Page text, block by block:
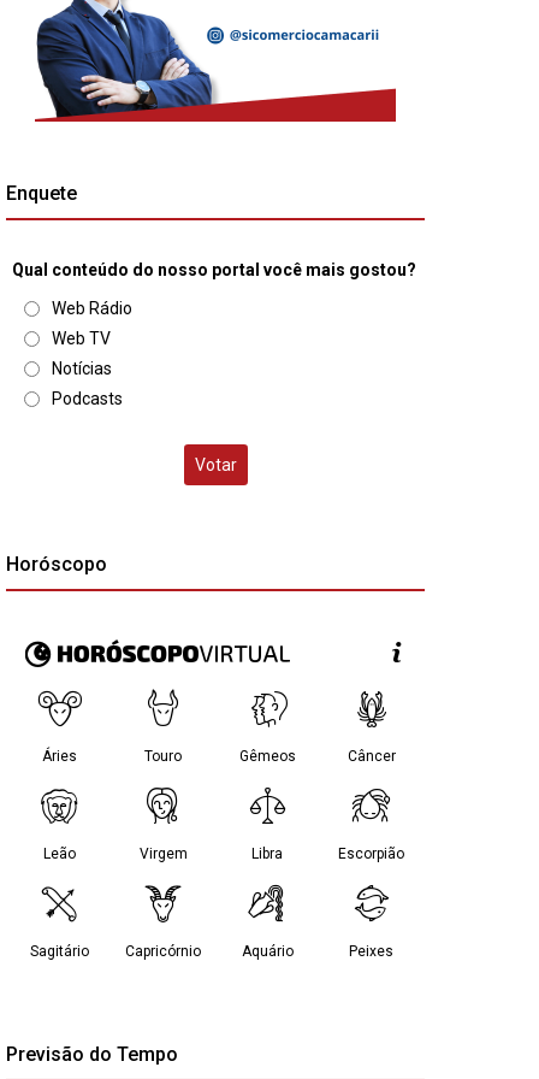
Enquete
Qual conteúdo do nosso portal você mais gostou?
Web Rádio
Web TV
Notícias
Podcasts
Votar
Horóscopo
Previsão do Tempo